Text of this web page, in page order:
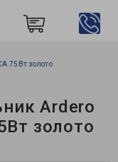
75Вт золото
Ardero
золото